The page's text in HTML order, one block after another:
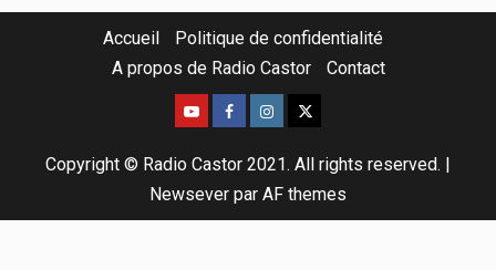
Accueil
Politique de confidentialité
A propos de Radio Castor
Contact
Copyright © Radio Castor 2021. All rights reserved. |
Newsever par AF themes